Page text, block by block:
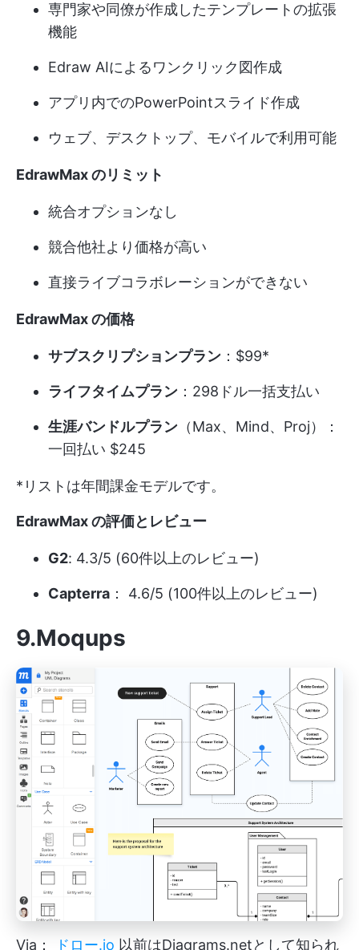
専門家や同僚が作成したテンプレートの拡張
機能
Edraw AIによるワンクリック図作成
アプリ内でのPowerPointスライド作成
ウェブ、デスクトップ、モバイルで利用可能
EdrawMax のリミット
統合オプションなし
競合他社より価格が高い
直接ライブコラボレーションができない
EdrawMax の価格
サブスクリプションプラン ：$99*
ライフタイムプラン ：298ドル一括支払い
生涯バンドルプラン （Max、Mind、Proj）：
一回払い $245
*リストは年間課金モデルです。
EdrawMax の評価とレビュー
G2: 4.3/5 (60件以上のレビュー)
Capterra ： 4.6/5 (100件以上のレビュー)
9.Moqups
Via： ドロー.io 以前はDiagrams.netとして知られ